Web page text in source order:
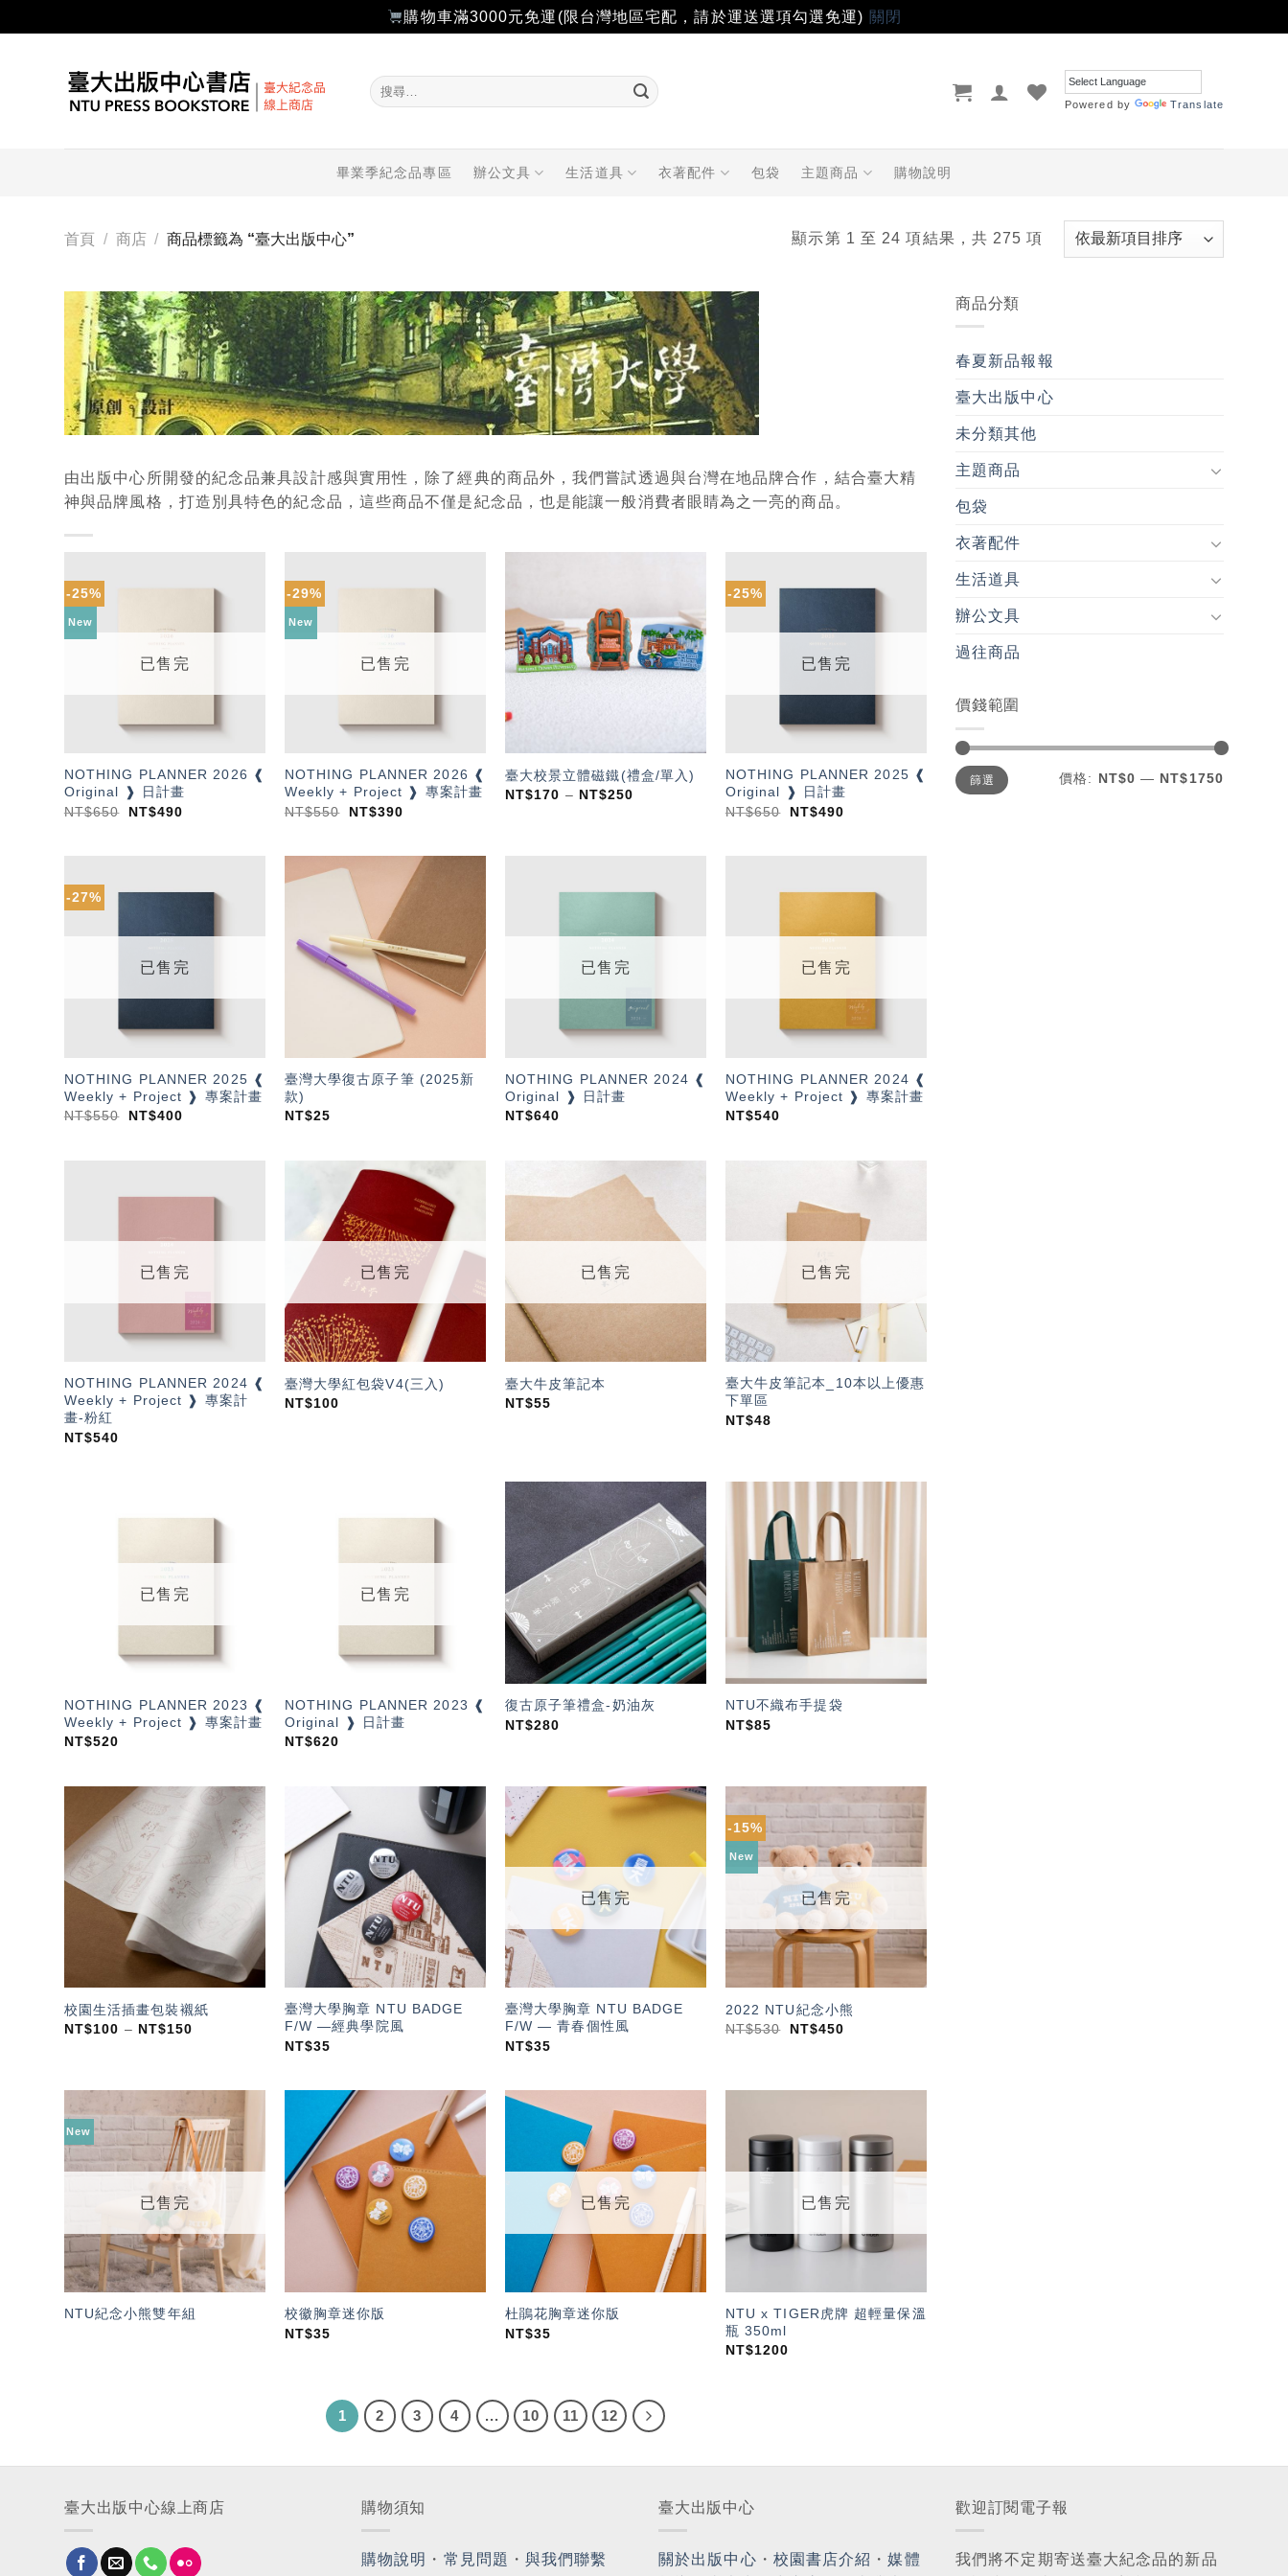
購物車滿3000元免運(限台灣地區宅配，請於運送選項勾選免運) 關閉
搜
尋
Powered by Translate
畢業季紀念品專區 辦公文具 生活道具 衣著配件 包袋 主題商品 購物說明
首頁 / 商店 / 商品標籤為 “臺大出版中心” 顯示第 1 至 24 項結果，共 275 項
由出版中心所開發的紀念品兼具設計感與實用性，除了經典的商品外，我們嘗試透過與台灣在地品牌合作，結合臺大精
神與品牌風格，打造別具特色的紀念品，這些商品不僅是紀念品，也是能讓一般消費者眼睛為之一亮的商品。
-25%
New
望輕
已售完
NOTHING PLANNER 2026 ❰
Original ❱ 日計畫
NT$650 NT$490
-29%
New
望輕
已售完
NOTHING PLANNER 2026 ❰
Weekly + Project ❱ 專案計畫
NT$550 NT$390
「願
望輕
單」
臺大校景立體磁鐵(禮盒/單入)
NT$170 – NT$250
-25%
望輕
已售完
NOTHING PLANNER 2025 ❰
Original ❱ 日計畫
NT$650 NT$490
-27%
望輕
已售完
NOTHING PLANNER 2025 ❰
Weekly + Project ❱ 專案計畫
NT$550 NT$400
臺灣大學復古原子筆 (2025新
款)
NT$25
望輕
已售完
NOTHING PLANNER 2024 ❰
Original ❱ 日計畫
NT$640
望輕
已售完
NOTHING PLANNER 2024 ❰
Weekly + Project ❱ 專案計畫
NT$540
望輕
已售完
NOTHING PLANNER 2024 ❰
Weekly + Project ❱ 專案計
畫-粉紅
NT$540
加入
「願
望輕
單」
已售完
臺灣大學紅包袋V4(三入)
NT$100
「願
望輕
已售完
臺大牛皮筆記本
NT$55
望輕
已售完
臺大牛皮筆記本_10本以上優惠
下單區
NT$48
已售完
NOTHING PLANNER 2023 ❰
Weekly + Project ❱ 專案計畫
NT$520
已售完
NOTHING PLANNER 2023 ❰
Original ❱ 日計畫
NT$620
加入
「願
望輕
單」
復古原子筆禮盒-奶油灰
NT$280
NTU不織布手提袋
NT$85
加入
校園生活插畫包裝襯紙
NT$100 – NT$150
加入
「願
臺灣大學胸章 NTU BADGE
F/W —經典學院風
NT$35
「願
望輕
已售完
臺灣大學胸章 NTU BADGE
F/W — 青春個性風
NT$35
-15%
New
望輕
已售完
2022 NTU紀念小熊
NT$530 NT$450
New
加入
「願
望輕
已售完
NTU紀念小熊雙年組
加入
「願
望輕
校徽胸章迷你版
NT$35
加入
望輕
已售完
杜鵑花胸章迷你版
NT$35
加入
「願
望輕
已售完
NTU x TIGER虎牌 超輕量保溫
瓶 350ml
NT$1200
1 2 3 4 ... 10 11 12
商品分類
春夏新品報報
臺大出版中心
未分類其他
主題商品
包袋
衣著配件
生活道具
辦公文具
過往商品
價錢範圍
最
低
價
最
高
價
篩選 價格: NT$0 — NT$1750
臺大出版中心線上商店 購物須知
購物說明 ・ 常見問題 ・與我們聯繫
臺大出版中心
關於出版中心 ・ 校園書店介紹 ・媒體
歡迎訂閱電子報
我們將不定期寄送臺大紀念品的新品